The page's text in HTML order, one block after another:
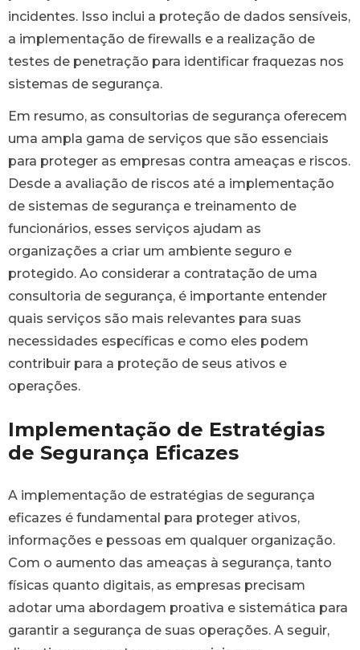
incidentes. Isso inclui a proteção de dados sensíveis,
a implementação de firewalls e a realização de
testes de penetração para identificar fraquezas nos
sistemas de segurança.
Em resumo, as consultorias de segurança oferecem
uma ampla gama de serviços que são essenciais
para proteger as empresas contra ameaças e riscos.
Desde a avaliação de riscos até a implementação
de sistemas de segurança e treinamento de
funcionários, esses serviços ajudam as
organizações a criar um ambiente seguro e
protegido. Ao considerar a contratação de uma
consultoria de segurança, é importante entender
quais serviços são mais relevantes para suas
necessidades específicas e como eles podem
contribuir para a proteção de seus ativos e
operações.
Implementação de Estratégias
de Segurança Eficazes
A implementação de estratégias de segurança
eficazes é fundamental para proteger ativos,
informações e pessoas em qualquer organização.
Com o aumento das ameaças à segurança, tanto
físicas quanto digitais, as empresas precisam
adotar uma abordagem proativa e sistemática para
garantir a segurança de suas operações. A seguir,